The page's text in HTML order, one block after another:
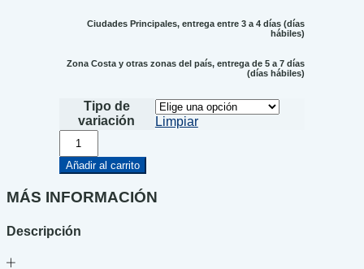
Ciudades Principales, entrega entre 3 a 4 días (días
hábiles)
Zona Costa y otras zonas del país, entrega de 5 a 7 días
(días hábiles)
Tipo de
variación
Limpiar
Los
fugitivos
cantidad
Añadir al carrito
MÁS INFORMACIÓN
Descripción